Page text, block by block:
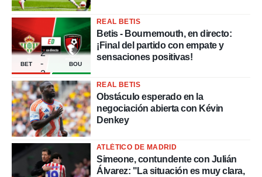
BET
2
-
2
BOU
REAL BETIS
Betis - Bournemouth, en directo:
¡Final del partido con empate y
sensaciones positivas!
REAL BETIS
Obstáculo esperado en la
negociación abierta con Kévin
Denkey
ATLÉTICO DE MADRID
Simeone, contundente con Julián
Álvarez: "La situación es muy clara,